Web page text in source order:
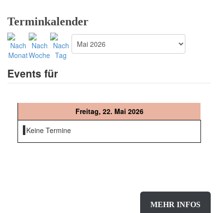
Terminkalender
Events für
Freitag, 22. Mai 2026
Keine Termine
MEHR INFOS